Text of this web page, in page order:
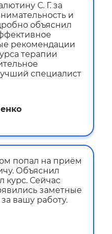
С. Г. за
и
объяснил
рекомендации
терапии
специалист
попал на приём
Объяснил
курс. Сейчас
заметные
вашу работу.